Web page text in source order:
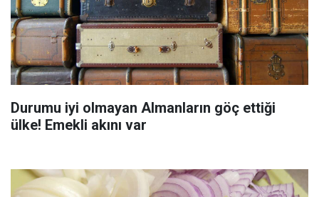
Durumu iyi olmayan Almanların göç ettiği
ülke! Emekli akını var